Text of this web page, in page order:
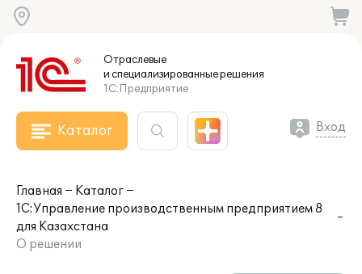
Отраслевые
и специализированныерешения
1С:Предприятие
Каталог Вход
Главная
Каталог
1С:Управление производственным предприятием 8
для Казахстана
О решении